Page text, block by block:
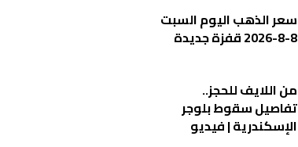
سعر الذهب اليوم السبت
8-8-2026 قفزة جديدة
من اللايف للحجز..
تفاصيل سقوط بلوجر
الإسكندرية | فيديو